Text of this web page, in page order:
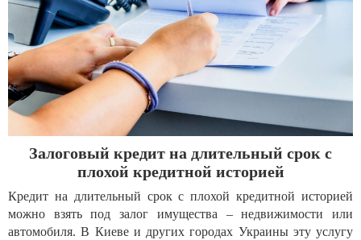
Залоговый кредит на длительный срок с
плохой кредитной историей
Кредит на длительный срок с плохой кредитной историей
можно взять под залог имущества – недвижимости или
автомобиля. В Киеве и других городах Украины эту услугу